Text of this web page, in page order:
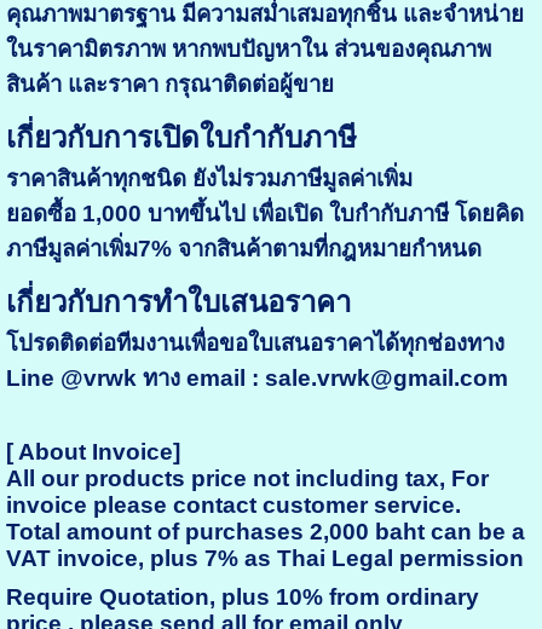
คุณภาพมาตรฐาน มีความสม่ำเสมอทุกชิ้น และจำหน่าย
ในราคามิตรภาพ หากพบปัญหาใน ส่วนของคุณภาพ
สินค้า และราคา กรุณาติดต่อผู้ขาย
เกี่ยวกับการเปิดใบกำกับภาษี
ราคาสินค้าทุกชนิด ยังไม่รวมภาษีมูลค่าเพิ่ม
ยอดซื้อ 1,000 บาทขึ้นไป เพื่อเปิด ใบกำกับภาษี โดยคิด
ภาษีมูลค่าเพิ่ม7% จากสินค้าตามที่กฎหมายกำหนด
เกี่ยวกับการทำใบเสนอราคา
โปรดติดต่อทีมงานเพื่อขอใบเสนอราคาได้ทุกช่องทาง
Line @vrwk ทาง email : sale.vrwk@gmail.com
[ About Invoice]
All our products price not including tax, For
invoice please contact customer service.
Total amount of purchases 2,000 baht can be a
VAT invoice, plus 7% as Thai Legal permission
Require Quotation, plus 10% from ordinary
price , please send all for email only